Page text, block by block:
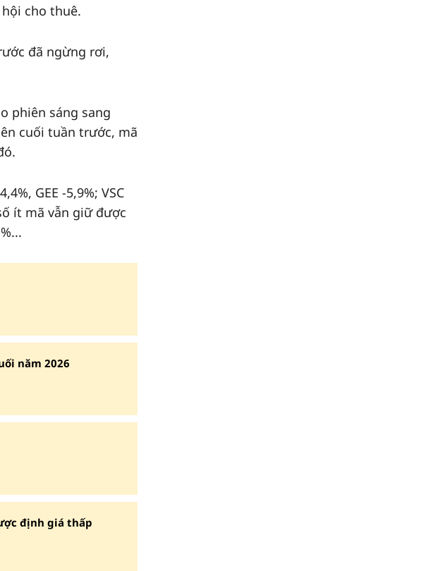
cho thuê.
đã ngừng rơi,
phiên sáng sang
cuối tuần trước, mã
GEE -5,9%; VSC
ít mã vẫn giữ được
năm 2026
định giá thấp